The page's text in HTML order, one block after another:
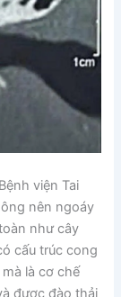
viện Tai
nên ngoáy
như cây
cấu trúc cong
là cơ chế
được đào thải